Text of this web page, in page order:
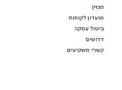
מגזין
מועדון לקוחות
ביטול עסקה
דרושים
קשרי משקיעים